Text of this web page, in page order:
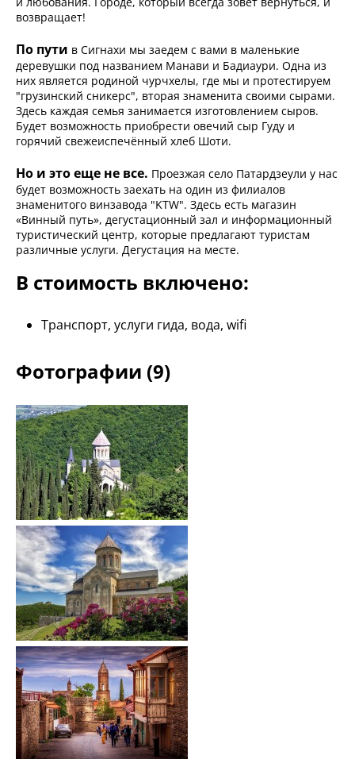
возвращает!
По пути в Сигнахи мы заедем с вами в маленькие
деревушки под названием Манави и Бадиаури. Одна из
них является родиной чурчхелы, где мы и протестируем
"грузинский сникерс", вторая знаменита своими сырами.
Здесь каждая семья занимается изготовлением сыров.
Будет возможность приобрести овечий сыр Гуду и
горячий свежеиспечённый хлеб Шоти.
Но и это еще не все. Проезжая село Патардзеули у нас
будет возможность заехать на один из филиалов
знаменитого винзавода "KTW". Здесь есть магазин
«Винный путь», дегустационный зал и информационный
туристический центр, которые предлагают туристам
различные услуги. Дегустация на месте.
В стоимость включено:
Транспорт, услуги гида, вода, wifi
Фотографии (9)